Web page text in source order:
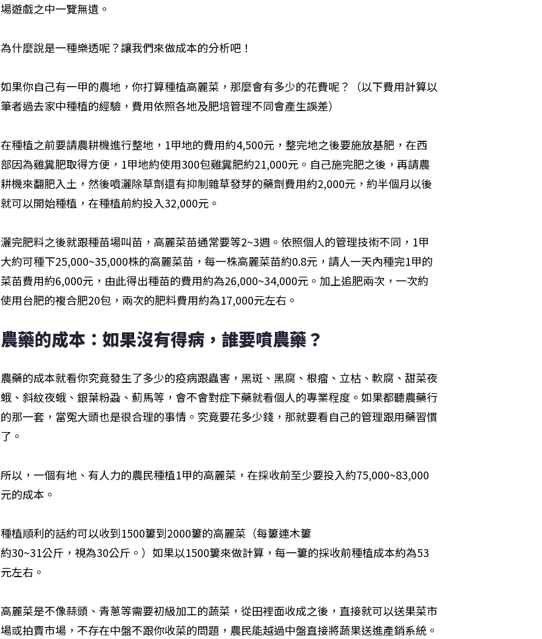
場遊戲之中一覽無遺。
為什麼說是一種樂透呢？讓我們來做成本的分析吧！
如果你自己有一甲的農地，你打算種植高麗菜，那麼會有多少的花費呢？（以下費用計算以
筆者過去家中種植的經驗，費用依照各地及肥培管理不同會產生誤差）
在種植之前要請農耕機進行整地，1甲地的費用約4,500元，整完地之後要施放基肥，在西
部因為雞糞肥取得方便，1甲地約使用300包雞糞肥約21,000元。自己施完肥之後，再請農
耕機來翻肥入土，然後噴灑除草劑還有抑制雜草發芽的藥劑費用約2,000元，約半個月以後
就可以開始種植，在種植前約投入32,000元。
灑完肥料之後就跟種苗場叫苗，高麗菜苗通常要等2~3週。依照個人的管理技術不同，1甲
大約可種下25,000~35,000株的高麗菜苗，每一株高麗菜苗約0.8元，請人一天內種完1甲的
菜苗費用約6,000元，由此得出種苗的費用約為26,000~34,000元。加上追肥兩次，一次約
使用台肥的複合肥20包，兩次的肥料費用約為17,000元左右。
農藥的成本：如果沒有得病，誰要噴農藥？
農藥的成本就看你究竟發生了多少的疫病跟蟲害，黑斑、黑腐、根瘤、立枯、軟腐、甜菜夜
蛾、斜紋夜蛾、銀葉粉蝨、薊馬等，會不會對症下藥就看個人的專業程度。如果都聽農藥行
的那一套，當冤大頭也是很合理的事情。究竟要花多少錢，那就要看自己的管理跟用藥習慣
了。
所以，一個有地、有人力的農民種植1甲的高麗菜，在採收前至少要投入約75,000~83,000
元的成本。
種植順利的話約可以收到1500簍到2000簍的高麗菜（每簍連木簍
約30~31公斤，視為30公斤。）如果以1500簍來做計算，每一簍的採收前種植成本約為53
元左右。
高麗菜是不像蒜頭、青蔥等需要初級加工的蔬菜，從田裡面收成之後，直接就可以送果菜市
場或拍賣市場，不存在中盤不跟你收菜的問題，農民能越過中盤直接將蔬果送進產銷系統。